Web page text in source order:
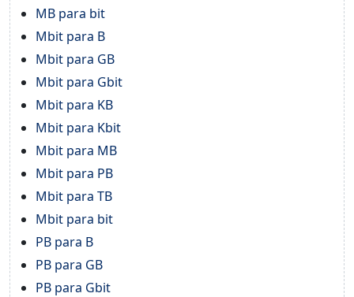
MB para bit
Mbit para B
Mbit para GB
Mbit para Gbit
Mbit para KB
Mbit para Kbit
Mbit para MB
Mbit para PB
Mbit para TB
Mbit para bit
PB para B
PB para GB
PB para Gbit